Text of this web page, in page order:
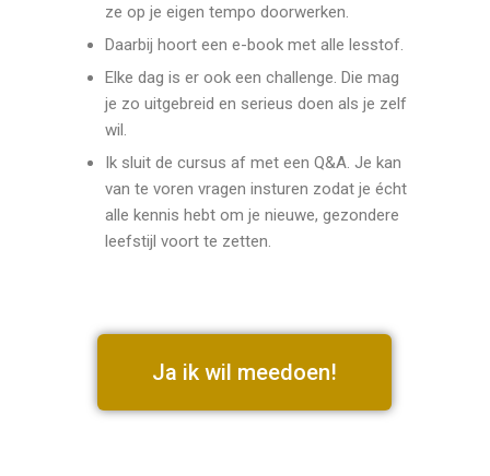
ze op je eigen tempo doorwerken.
Daarbij hoort een e-book met alle lesstof.
Elke dag is er ook een challenge. Die mag
je zo uitgebreid en serieus doen als je zelf
wil.
Ik sluit de cursus af met een Q&A. Je kan
van te voren vragen insturen zodat je écht
alle kennis hebt om je nieuwe, gezondere
leefstijl voort te zetten.
Ja ik wil meedoen!